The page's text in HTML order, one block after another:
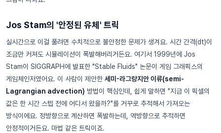
Jos Stam의 '안정된 유체' 트릭
실시간으로 이걸 풀려면 수치적으로 불안정한 문제가 생겨요. 시간 간격(dt)이
조금만 커져도 시뮬레이션이 폭발해버리거든요. 여기서 1999년에 Jos
Stam이 SIGGRAPH에 발표한 "Stable Fluids" 논문이 게임 그래픽스의
게임체인저였어요. 이 사람이 제안한 세미-라그랑지안 이류(semi-
Lagrangian advection) 방법이 핵심인데, 쉽게 말하면 "지금 이 픽셀의
값은 한 시간 스텝 전에 어디서 왔을까?"를 거꾸로 추적해서 가져오는
방식이에요. 정방향으로 계산하면 폭발하는데, 역방향으로 추적하면
안정적이거든요. 마법 같은 트릭이죠.